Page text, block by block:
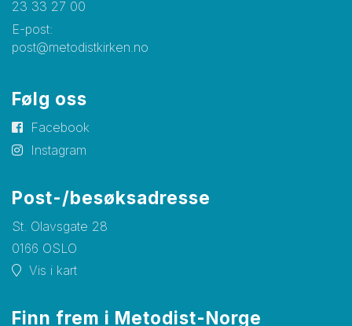
23 33 27 00
E-post:
post@metodistkirken.no
Følg oss
Facebook
Instagram
Post-/besøksadresse
St. Olavsgate 28
0166 OSLO
Vis i kart
Finn frem i Metodist-Norge